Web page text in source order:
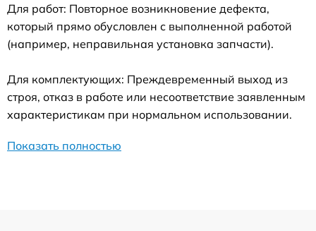
Для работ: Повторное возникновение дефекта,
который прямо обусловлен с выполненной работой
(например, неправильная установка запчасти).
Для комплектующих: Преждевременный выход из
строя, отказ в работе или несоответствие заявленным
характеристикам при нормальном использовании.
Показать полностью